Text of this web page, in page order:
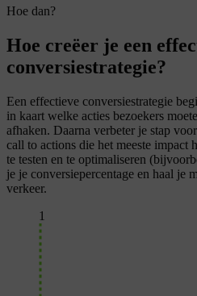
Hoe dan?
Hoe creëer je een
conversiestrategie?
Een effectieve conversiestrategie
in kaart welke acties bezoekers
afhaken. Daarna verbeter je stap
call to actions die het meeste impact
te testen en te optimaliseren
je je conversiepercentage en haal je
verkeer.
1